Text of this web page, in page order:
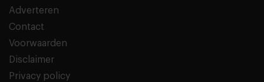
Adverteren
Contact
Voorwaarden
Disclaimer
Privacy policy